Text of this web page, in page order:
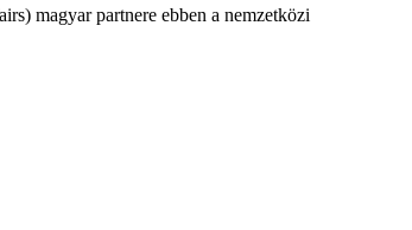
magyar partnere ebben a nemzetközi